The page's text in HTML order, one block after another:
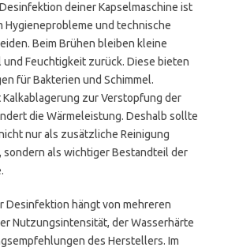
deiner Kapselmaschine ist
Hygieneprobleme und technische
Beim Brühen bleiben kleine
Feuchtigkeit zurück. Diese bieten
für Bakterien und Schimmel.
zur Verstopfung der
die Wärmeleistung. Deshalb sollte
nur als zusätzliche Reinigung
sondern als wichtiger Bestandteil der
Desinfektion hängt von mehreren
Nutzungsintensität, der Wasserhärte
des Herstellers. Im